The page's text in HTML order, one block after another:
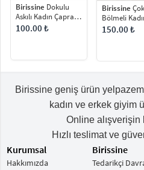
Birissine Dokulu
Askılı Kadın Çapraz
Çanta
100.00 ₺
Birissine Çok
Bölmeli
Çapraz Çanta
150.00 ₺
Birissine geniş ürün
kadın ve erkek giyim
Online alışverişin
Hızlı teslimat ve
Kurumsal
Hakkımızda
Birissine
Tedarikçi